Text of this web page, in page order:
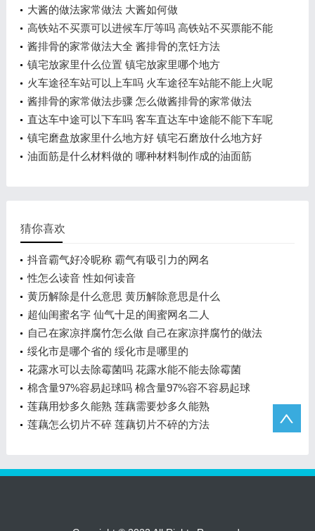
大酱的做法家常做法 大酱如何做
高铁站不买票可以进候车厅等吗 高铁站不买票能不能
进候车厅
酱排骨的家常做法大全 酱排骨的烹饪方法
镇宅放家里什么位置 镇宅放家里哪个地方
火车途径车站可以上车吗 火车途径车站能不能上火呢
酱排骨的家常做法步骤 怎么做酱排骨的家常做法
直达车中途可以下车吗 客车直达车中途能不能下车呢
镇宅磨盘放家里什么地方好 镇宅石磨放什么地方好
油面筋是什么材料做的 哪种材料制作成的油面筋
猜你喜欢
抖音霸气好冷昵称 霸气有吸引力的网名
性怎么读音 性如何读音
黄历解除是什么意思 黄历解除意思是什么
超仙闺蜜名字 仙气十足的闺蜜网名二人
自己在家凉拌腐竹怎么做 自己在家凉拌腐竹的做法
绥化市是哪个省的 绥化市是哪里的
花露水可以去除霉菌吗 花露水能不能去除霉菌
棉含量97%容易起球吗 棉含量97%容不容易起球
莲藕用炒多久能熟 莲藕需要炒多久能熟
莲藕怎么切片不碎 莲藕切片不碎的方法